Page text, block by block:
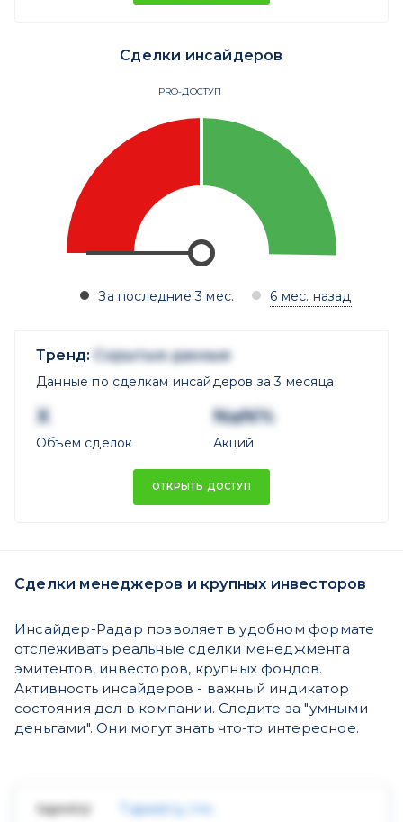
Сделки инсайдеров
PRO-ДОСТУП
За последние 3 мес. 6 мес. назад
Тренд: Скрытые данные
Данные по сделкам инсайдеров за 3 месяца
X
Объем сделок
NaN%
Акций
ОТКРЫТЬ ДОСТУП
Сделки менеджеров и крупных инвесторов
Инсайдер-Радар позволяет в удобном формате
отслеживать реальные сделки менеджмента
эмитентов, инвесторов, крупных фондов.
Активность инсайдеров - важный индикатор
состояния дел в компании. Следите за "умными
деньгами". Они могут знать что-то интересное.
Tapestry, Inc.